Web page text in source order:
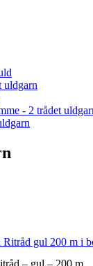
uldgarn
- 2 trådet